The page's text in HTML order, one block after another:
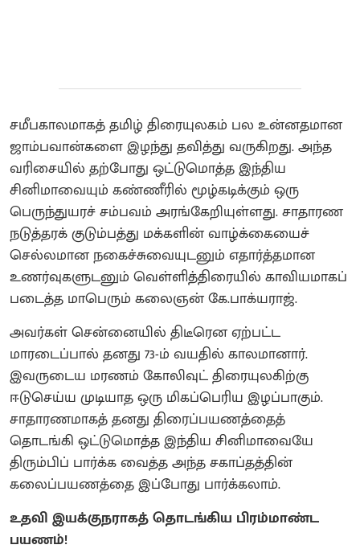
சமீபகாலமாகத் தமிழ் திரையுலகம் பல உன்னதமான
ஜாம்பவான்களை இழந்து தவித்து வருகிறது. அந்த
வரிசையில் தற்போது ஒட்டுமொத்த இந்திய
சினிமாவையும் கண்ணீரில் மூழ்கடிக்கும் ஒரு
பெருந்துயரச் சம்பவம் அரங்கேறியுள்ளது. சாதாரண
நடுத்தரக் குடும்பத்து மக்களின் வாழ்க்கையைச்
செல்லமான நகைச்சுவையுடனும் எதார்த்தமான
உணர்வுகளுடனும் வெள்ளித்திரையில் காவியமாகப்
படைத்த மாபெரும் கலைஞன் கே.பாக்யராஜ்.
அவர்கள் சென்னையில் திடீரென ஏற்பட்ட
மாரடைப்பால் தனது 73-ம் வயதில் காலமானார்.
இவருடைய மரணம் கோலிவுட் திரையுலகிற்கு
ஈடுசெய்ய முடியாத ஒரு மிகப்பெரிய இழப்பாகும்.
சாதாரணமாகத் தனது திரைப்பயணத்தைத்
தொடங்கி ஒட்டுமொத்த இந்திய சினிமாவையே
திரும்பிப் பார்க்க வைத்த அந்த சகாப்தத்தின்
கலைப்பயணத்தை இப்போது பார்க்கலாம்.
உதவி இயக்குநராகத் தொடங்கிய பிரம்மாண்ட
பயணம்!